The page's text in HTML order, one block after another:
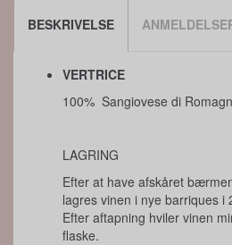
BESKRIVELSE
VERTRICE
100% Sangiovese di
LAGRING
Efter at have afskåret
lagres vinen i nye barriques i
Efter aftapning hviler vinen
flaske.